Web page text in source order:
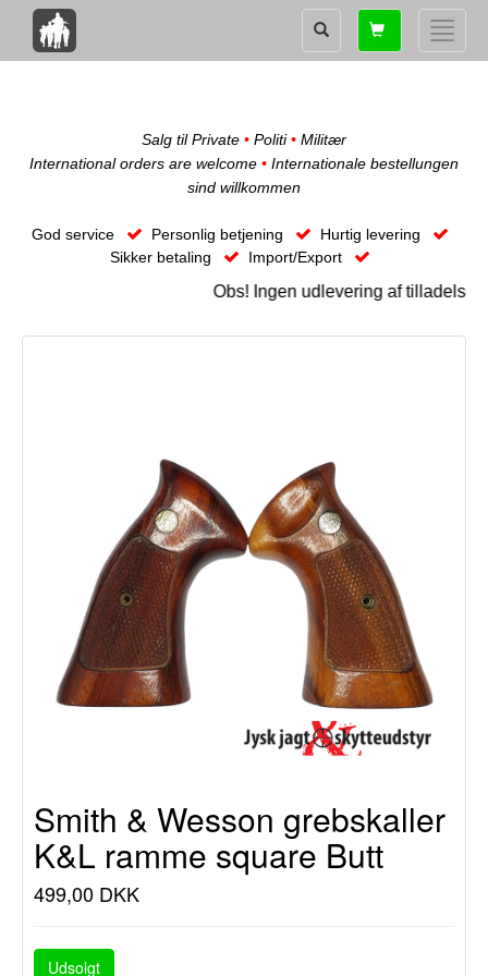
Toggle
Shopping
card
Salg til Private • Politi• Militær
International orders are welcome • Internationale bestellungen
sind willkommen
God service Personlig betjening
Hurtig levering
Sikker betaling
Import/Export
Obs! Ingen udlevering af
Smith & Wesson grebskaller
K&L ramme square Butt
499,00 DKK
Udsolgt